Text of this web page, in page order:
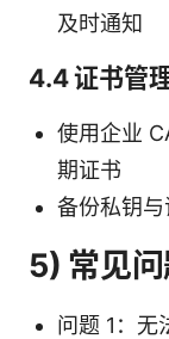
及时通知
4.4 证书管
使用企业
期证书
备份私钥
5) 常见
问题 1：无